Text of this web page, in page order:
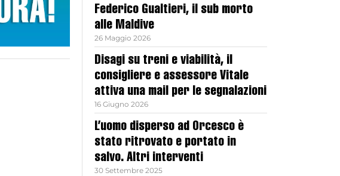
Federico Gualtieri, il sub morto
alle Maldive
26 Maggio 2026
Disagi su treni e viabilità, il
consigliere e assessore Vitale
attiva una mail per le segnalazioni
16 Giugno 2026
L’uomo disperso ad Orcesco è
stato ritrovato e portato in
salvo. Altri interventi
30 Settembre 2025